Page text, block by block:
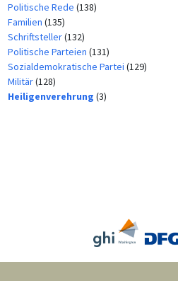
Politische Rede (138)
Familien (135)
Schriftsteller(132)
Politische Parteien (131)
Sozialdemokratische Partei (129)
Militär(128)
Heiligenverehrung (3)